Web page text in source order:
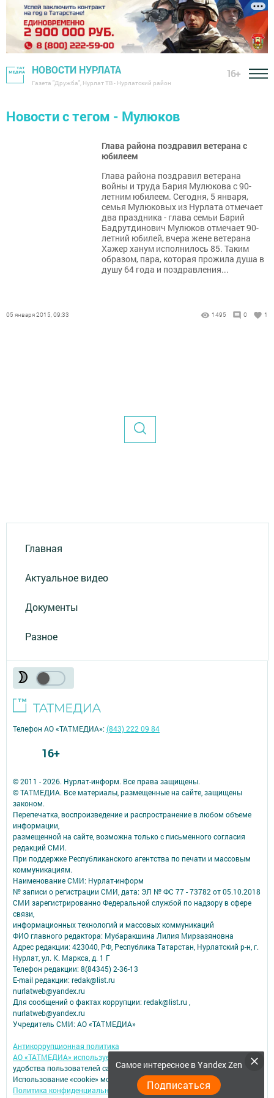
НОВОСТИ НУРЛАТА
Газета "Дружба", Нурлат ТВ - Нурлатский район
16+
Новости с тегом - Мулюков
Глава района поздравил ветерана с
юбилеем
Глава района поздравил ветерана
войны и труда Бария Мулюкова с 90-
летним юбилеем. Сегодня, 5 января,
семья Мулюковых из Нурлата отмечает
два праздника - глава семьи Барий
Бадрутдинович Мулюков отмечает 90-
летний юбилей, вчера жене ветерана
Хажер ханум исполнилось 85. Таким
образом, пара, которая прожила душа в
душу 64 года и поздравления...
05 января 2015, 09:33 1495 0 1
Главная
Актуальное видео
Документы
Разное
Самое интересное в Yandex Zen
Подписаться
© 2011 - 2026. Нурлат-⁠информ. Все права защищены.
© ТАТМЕДИА. Все материалы, размещенные на сайте, защищены
законом.
Перепечатка, воспроизведение и распространение в любом объеме
информации,
размещенной на сайте, возможна только с письменного согласия
редакций СМИ.
При поддержке Республиканского агентства по печати и массовым
коммуникациям.
Наименование СМИ: Нурлат-⁠информ
№ записи о регистрации СМИ, дата: ЭЛ № ФС 77 -⁠ 73782 от 05.10.2018
СМИ зарегистрированно Федеральной службой по надзору в сфере
связи,
информационных технологий и массовых коммуникаций
ФИО главного редактора: Мубаракшина Лилия Мирзазяновна
Адрес редакции: 423040, РФ, Республика Татарстан, Нурлатский р-н, г.
Нурлат, ул. К. Маркса, д. 1 Г
Телефон редакции: 8(84345) 2-36-13
E-mail редакции: redak@list.ru
nurlatweb@yandex.ru
Для сообщений о фактах коррупции: redak@list.ru ,
nurlatweb@yandex.ru
Учредитель СМИ: АО «ТАТМЕДИА»
Антикоррупционная политика
АО «ТАТМЕДИА» использует «cookie»
для персонализации сервисов и
удобства пользователей сайтом.
Использование «cookie» можно отменить в настройках браузера.
Политика конфиденциальности
Телефон АО «ТАТМЕДИА»:(843) 222 09 84
16+